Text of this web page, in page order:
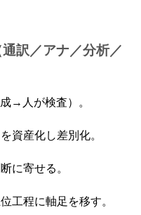
訳／アナ／分析／
→人が検査）。
資産化し差別化。
に寄せる。
工程に軸足を移す。